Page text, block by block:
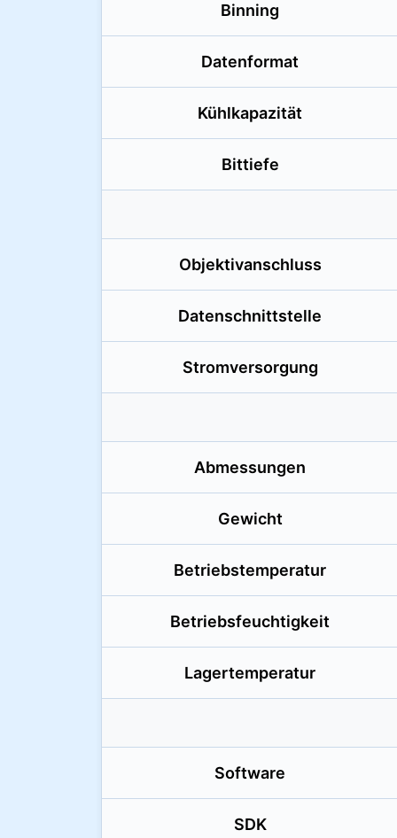
Binning
Datenformat
Kühlkapazität
Bittiefe
Objektiv­anschluss
Daten­schnittstelle
Strom­versorgung
Abmessungen
Gewicht
Betriebs­temperatur
Betriebs­feuchtigkeit
Lager­temperatur
Software
SDK